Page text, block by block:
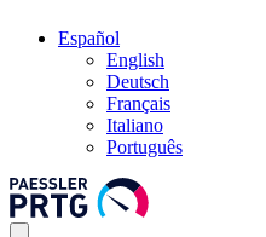
Español
English
Deutsch
Français
Italiano
Português